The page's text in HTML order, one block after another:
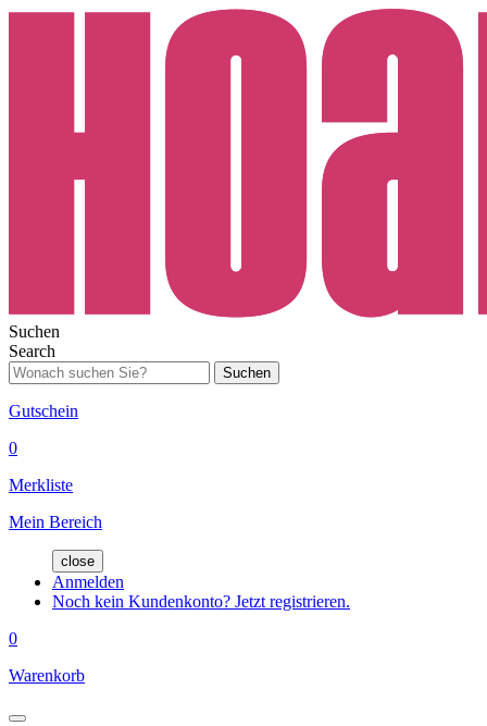
Suchen
Search
Suchen
Gutschein
0
Merkliste
Mein Bereich
close
Anmelden
Noch kein Kundenkonto? Jetzt registrieren.
0
Warenkorb